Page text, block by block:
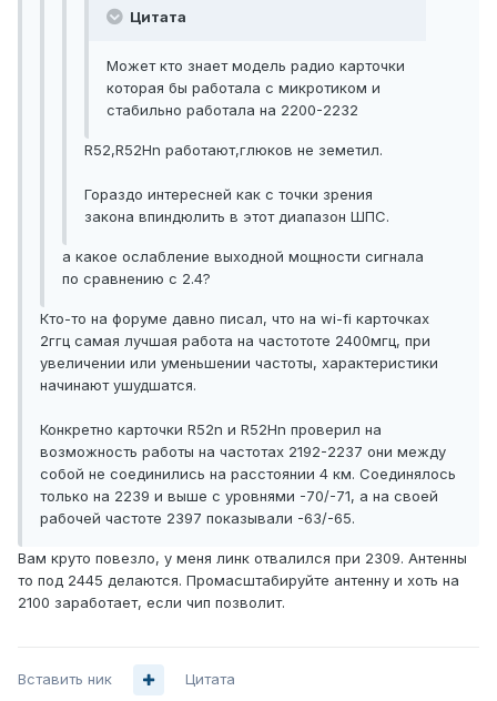
Цитата
Может кто знает модель радио карточки
которая бы работала с микротиком и
стабильно работала на 2200-2232
R52,R52Hn работают,глюков не земетил.
Гораздо интересней как с точки зрения
закона впиндюлить в этот диапазон ШПС.
а какое ослабление выходной мощности сигнала
по сравнению с 2.4?
Кто-то на форуме давно писал, что на wi-fi карточках
2ггц самая лучшая работа на частототе 2400мгц, при
увеличении или уменьшении частоты, характеристики
начинают ушудшатся.
Конкретно карточки R52n и R52Hn проверил на
возможность работы на частотах 2192-2237 они между
собой не соединились на расстоянии 4 км. Соединялось
только на 2239 и выше с уровнями -70/-71, а на своей
рабочей частоте 2397 показывали -63/-65.
Вам круто повезло, у меня линк отвалился при 2309. Антенны
то под 2445 делаются. Промасштабируйте антенну и хоть на
2100 заработает, если чип позволит.
Вставить ник Цитата